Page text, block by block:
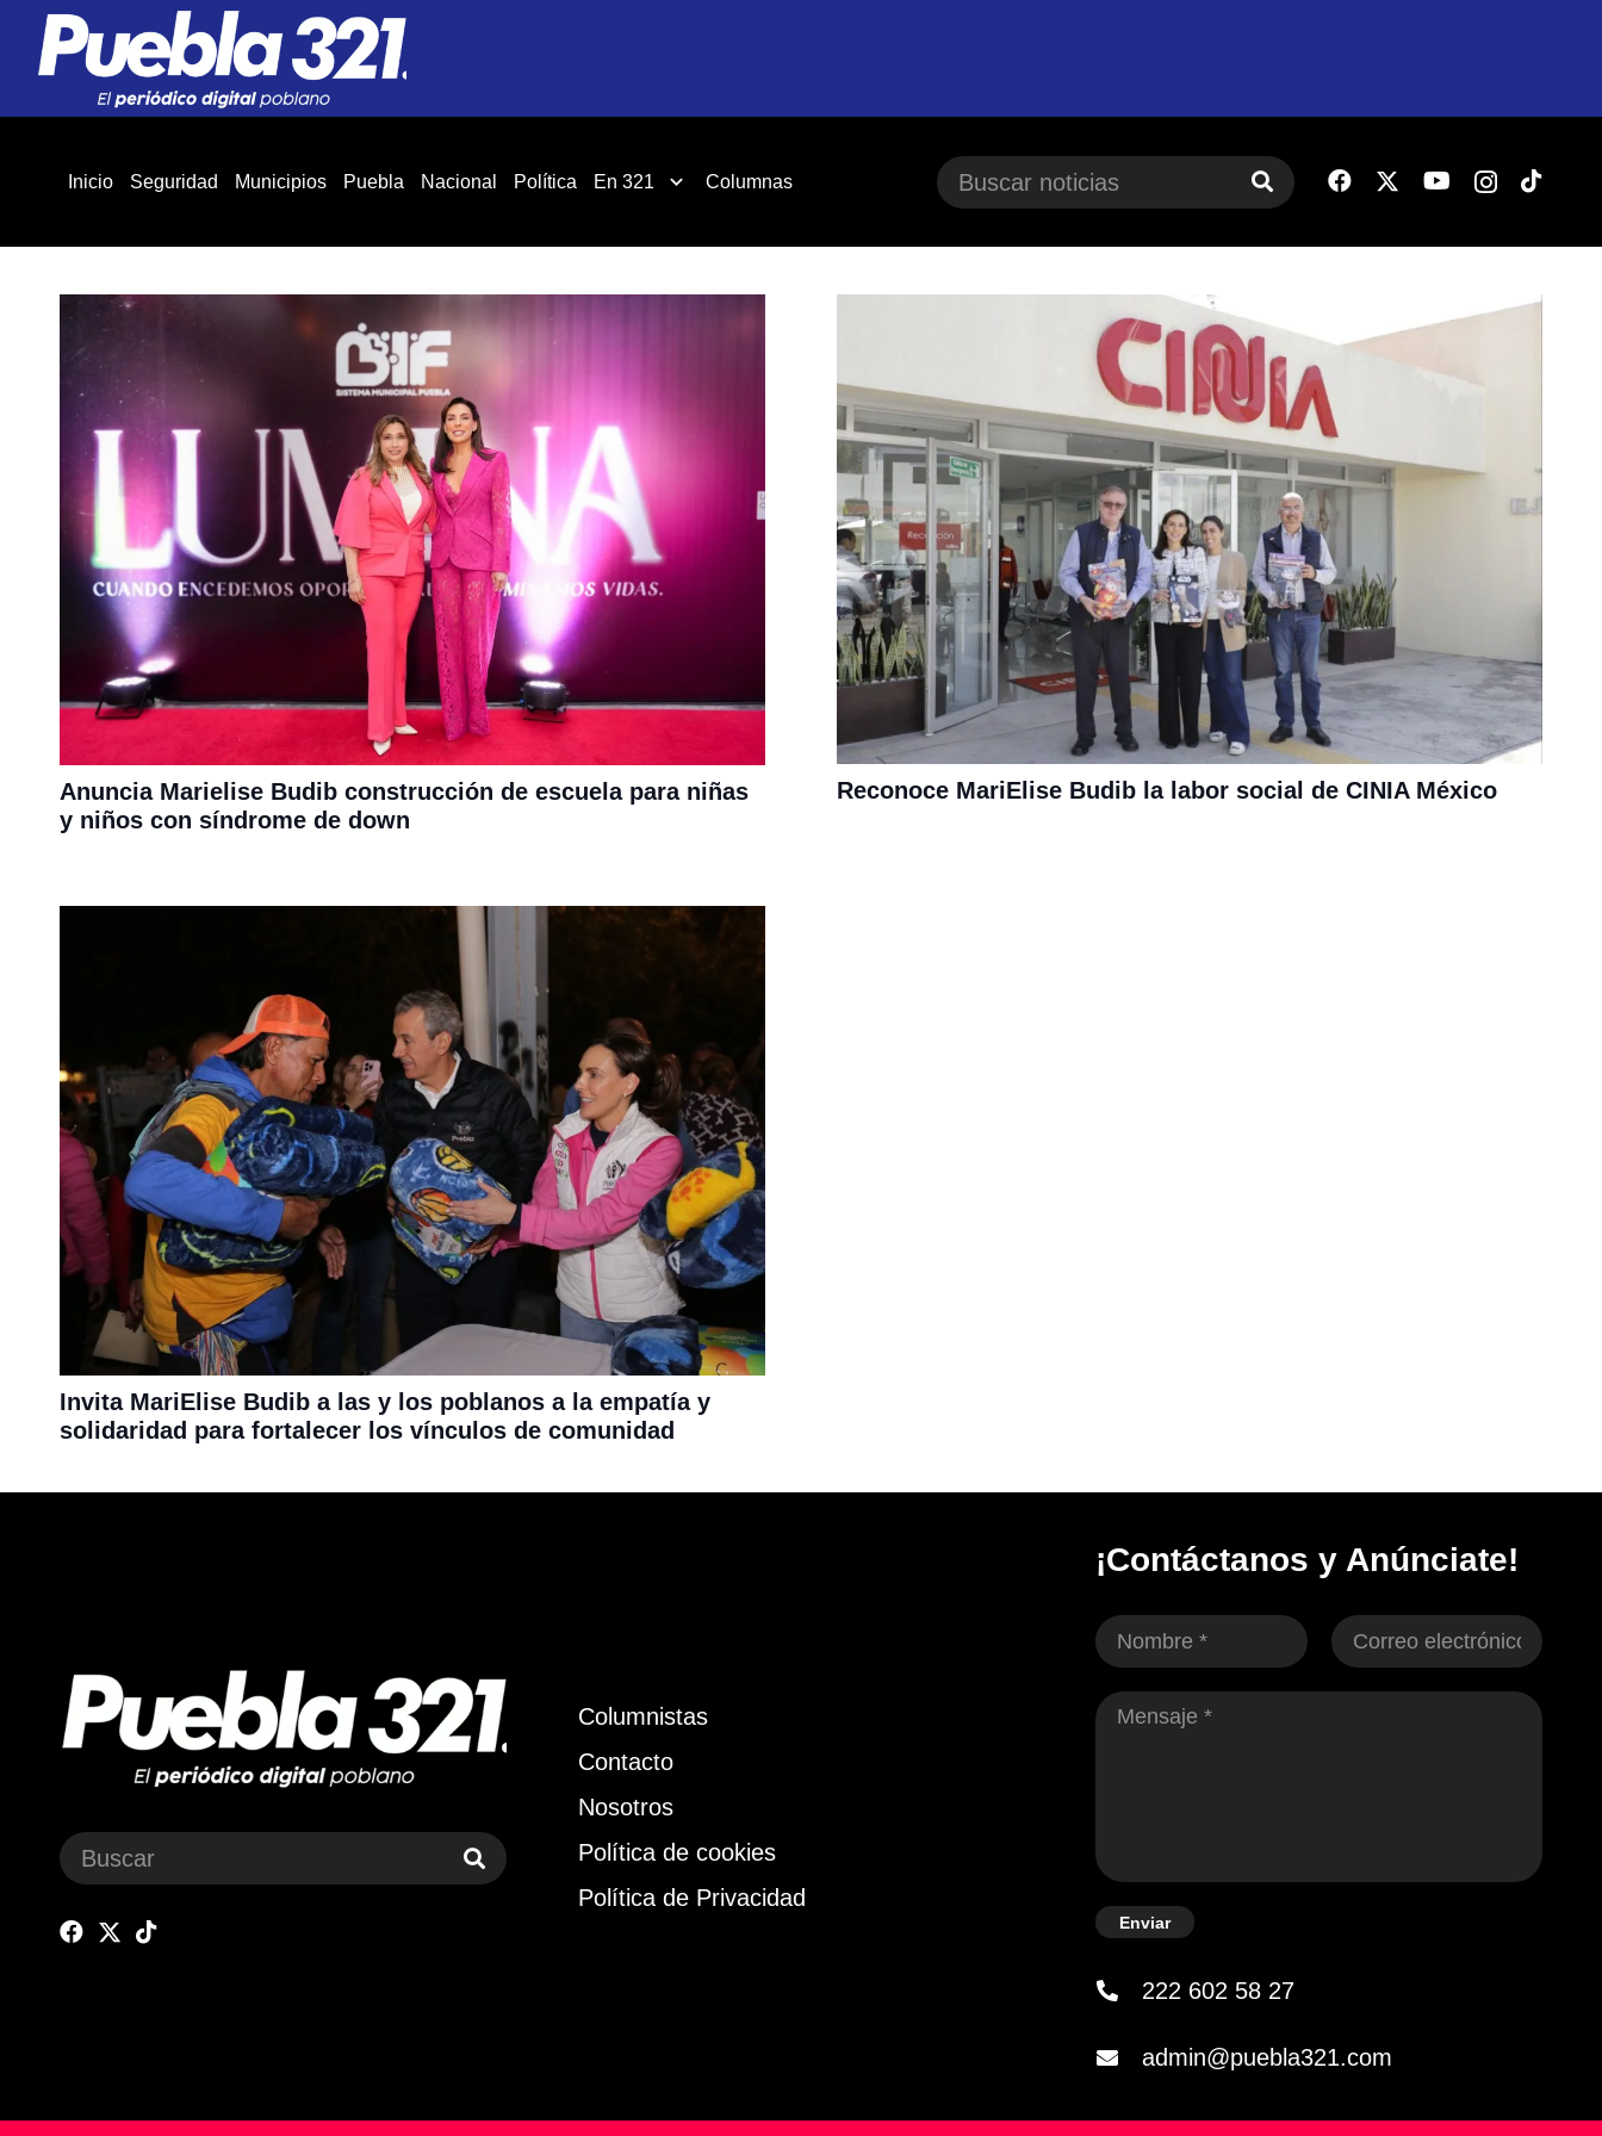
Inicio Seguridad Municipios Puebla Nacional Política En 321 Columnas
Anuncia Marielise Budib construcción de escuela para niñas
y niños con síndrome de down
Reconoce MariElise Budib la labor social de CINIA México
Invita MariElise Budib a las y los poblanos a la empatía y
solidaridad para fortalecer los vínculos de comunidad
Columnistas
Contacto
Nosotros
Política de cookies
Política de Privacidad
¡Contáctanos y Anúnciate!
Enviar
222 602 58 27
admin@puebla321.com